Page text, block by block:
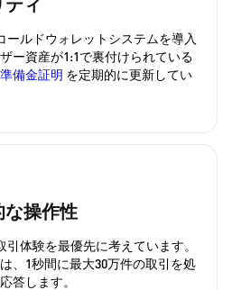
ールドウォレットシステムを導入
ー資産が1:1で裏付けられている
準備金証明 を定期的に更新してい
な操作性
体験を最優先に考えています。
、1秒間に最大30万件の取引を処
答します。